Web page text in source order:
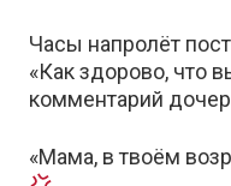
Часы напролёт
«Как здорово, что
комментарий
«Мама, в твоём